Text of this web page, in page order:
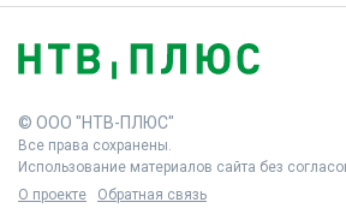
© ООО "НТВ-ПЛЮС"
Все права сохранены.
Использование материалов сайта без
О проекте
Обратная связь